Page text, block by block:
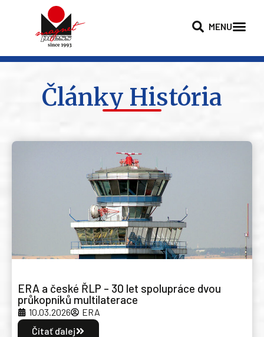
MENU
Články História
ERA a české ŘLP – 30 let spolupráce dvou
průkopníků multilaterace
10.03.2026
ERA
Čítať ďalej